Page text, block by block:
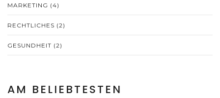
MARKETING (4)
RECHTLICHES (2)
GESUNDHEIT (2)
AM BELIEBTESTEN